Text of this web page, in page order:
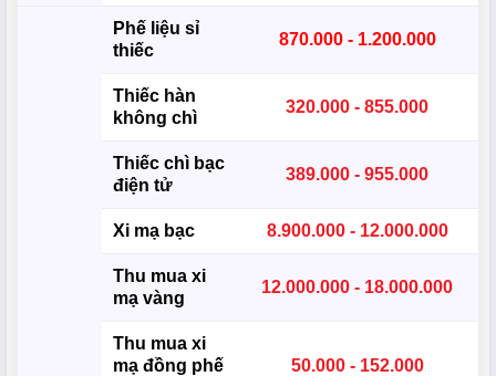
Phế liệu sỉ
thiếc
870.000 - 1.200.000
Thiếc hàn
không chì
320.000 - 855.000
Thiếc chì bạc
điện tử
389.000 - 955.000
Xi mạ bạc 8.900.000 - 12.000.000
Thu mua xi
mạ vàng
12.000.000 - 18.000.000
Thu mua xi
mạ đồng phế
50.000 - 152.000